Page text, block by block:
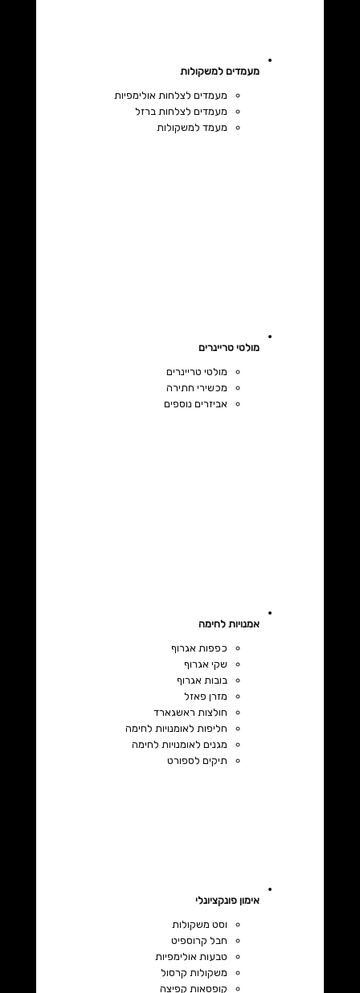
מעמדים למשקולות
מעמדים לצלחות אולימפיות
מעמדים לצלחות ברזל
מעמד למשקולות
מולטי טריינרים
מולטי טריינרים
מכשירי חתירה
אביזרים נוספים
אמנויות לחימה
כפפות אגרוף
שקי אגרוף
בובות אגרוף
מזרן פאזל
חולצות ראשגארד
חליפות לאומנויות לחימה
מגנים לאומנויות לחימה
תיקים לספורט
אימון פונקציונלי
וסט משקולות
חבל קרוספיט
טבעות אולימפיות
משקולות קרסול
קופסאות קפיצה